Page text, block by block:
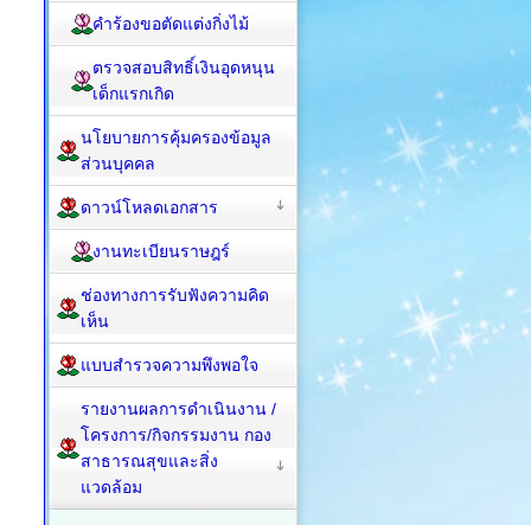
คำร้องขอตัดแต่งกิ่งไม้
ตรวจสอบสิทธิ์เงินอุดหนุน
เด็กแรกเกิด
นโยบายการคุ้มครองข้อมูล
ส่วนบุคคล
ดาวน์โหลดเอกสาร
งานทะเบียนราษฎร์
ช่องทางการรับฟังความคิด
เห็น
แบบสำรวจความพึงพอใจ
รายงานผลการดำเนินงาน /
โครงการ/กิจกรรมงาน กอง
สาธารณสุขและสิ่ง
แวดล้อม